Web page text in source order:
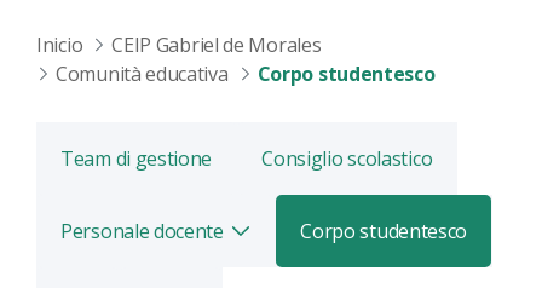
Inicio
CEIP Gabriel de Morales
Comunità educativa
Corpo studentesco
Team di gestione Consiglio scolastico
Personale docente AlternaCorpo studentesco